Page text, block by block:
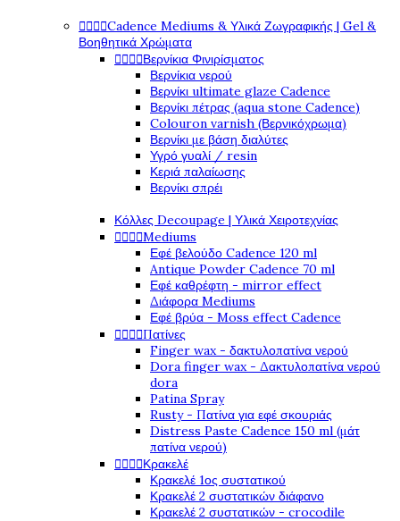
Cadence Mediums & Υλικά Ζωγραφικής | Gel &
Βοηθητικά Χρώματα
Βερνίκια Φινιρίσματος
Βερνίκια νερού
Βερνίκι ultimate glaze Cadence
Βερνίκι πέτρας (aqua stone Cadence)
Colouron varnish (Βερνικόχρωμα)
Βερνίκι με βάση διαλύτες
Υγρό γυαλί / resin
Κεριά παλαίωσης
Βερνίκι σπρέι
Κόλλες Decoupage | Υλικά Χειροτεχνίας
Mediums
Εφέ βελούδο Cadence 120 ml
Antique Powder Cadence 70 ml
Εφέ καθρέφτη - mirror effect
Διάφορα Mediums
Εφέ βρύα - Moss effect Cadence
Πατίνες
Finger wax - δακτυλοπατίνα νερού
Dora finger wax - Δακτυλοπατίνα νερού
dora
Patina Spray
Rusty - Πατίνα για εφέ σκουριάς
Distress Paste Cadence 150 ml (μάτ
πατίνα νερού)
Κρακελέ
Κρακελέ 1ος συστατικού
Κρακελέ 2 συστατικών διάφανο
Κρακελέ 2 συστατικών - crocodile